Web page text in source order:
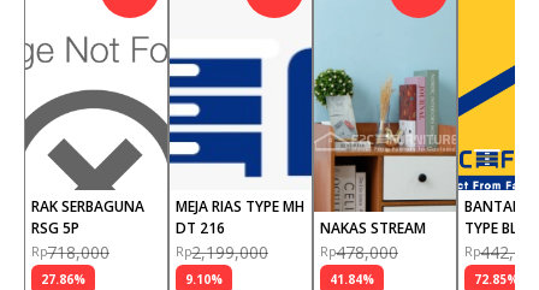
RAK SERBAGUNA
RSG 5P
Rp718,000
27.86%
MEJA RIAS TYPE MH
DT 216
Rp2,199,000
9.10%
NAKAS STREAM
Rp478,000
41.84%
BANTAL
TYPE
GOLD
Rp
72.85%